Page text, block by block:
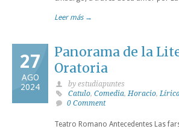
Leer más →
27
AGO
2024
Panorama de la
Oratoria
by estudiapuntes
Catulo, Comedia,Horacio,
0 Comment
Teatro Romano Antecedentes Las